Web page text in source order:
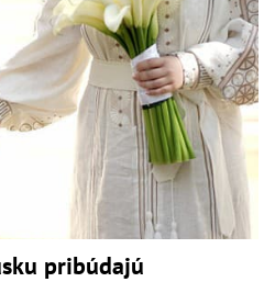
pribúdajú